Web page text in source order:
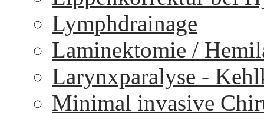
Lymphdrainage
Laminektomie /
Larynxparalyse -
Minimal invasive